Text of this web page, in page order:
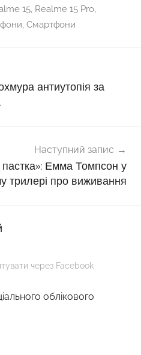
15, Realme 15 Pro,
, Смартфони
антиутопія за
Наступний запис
Емма Томпсон у
трилері про виживання
через Facebook
облікового